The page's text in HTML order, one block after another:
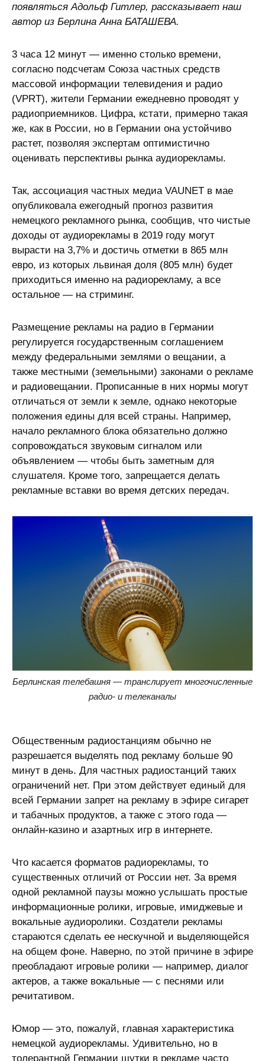
появляться Адольф Гитлер, рассказывает наш
автор из Берлина Анна БАТАШЕВА.
3 часа 12 минут — именно столько времени,
согласно подсчетам Союза частных средств
массовой информации телевидения и радио
(VPRT), жители Германии ежедневно проводят у
радиоприемников. Цифра, кстати, примерно такая
же, как в России, но в Германии она устойчиво
растет, позволяя экспертам оптимистично
оценивать перспективы рынка аудиорекламы.
Так, ассоциация частных медиа VAUNET в мае
опубликовала ежегодный прогноз развития
немецкого рекламного рынка, сообщив, что чистые
доходы от аудиорекламы в 2019 году могут
вырасти на 3,7% и достичь отметки в 865 млн
евро, из которых львиная доля (805 млн) будет
приходиться именно на радиорекламу, а все
остальное — на стриминг.
Размещение рекламы на радио в Германии
регулируется государственным соглашением
между федеральными землями о вещании, а
также местными (земельными) законами о рекламе
и радиовещании. Прописанные в них нормы могут
отличаться от земли к земле, однако некоторые
положения едины для всей страны. Например,
начало рекламного блока обязательно должно
сопровождаться звуковым сигналом или
объявлением — чтобы быть заметным для
слушателя. Кроме того, запрещается делать
рекламные вставки во время детских передач.
Берлинская телебашня — транслирует многочисленные
радио- и телеканалы
Общественным радиостанциям обычно не
разрешается выделять под рекламу больше 90
минут в день. Для частных радиостанций таких
ограничений нет. При этом действует единый для
всей Германии запрет на рекламу в эфире сигарет
и табачных продуктов, а также с этого года —
онлайн-казино и азартных игр в интернете.
Что касается форматов радиорекламы, то
существенных отличий от России нет. За время
одной рекламной паузы можно услышать простые
информационные ролики, игровые, имиджевые и
вокальные аудиоролики. Создатели рекламы
стараются сделать ее нескучной и выделяющейся
на общем фоне. Наверно, по этой причине в эфире
преобладают игровые ролики — например, диалог
актеров, а также вокальные — с песнями или
речитативом.
Юмор — это, пожалуй, главная характеристика
немецкой аудиорекламы. Удивительно, но в
толерантной Германии шутки в рекламе часто